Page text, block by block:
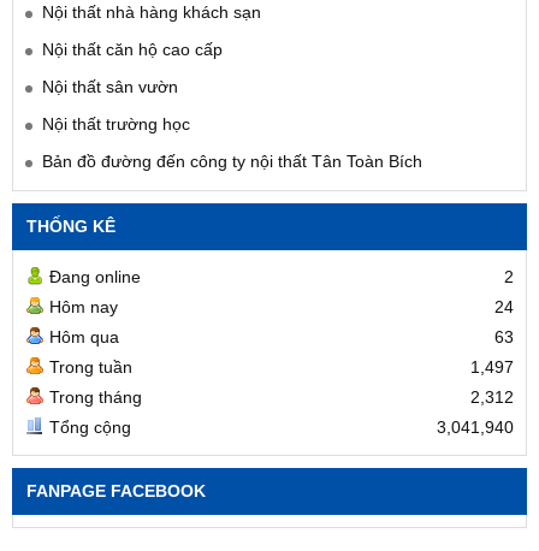
Nội thất nhà hàng khách sạn
Nội thất căn hộ cao cấp
Nội thất sân vườn
Nội thất trường học
Bản đồ đường đến công ty nội thất Tân Toàn Bích
THỐNG KÊ
Đang online
2
Hôm nay
24
Hôm qua
63
Trong tuần
1,497
Trong tháng
2,312
Tổng cộng
3,041,940
FANPAGE FACEBOOK